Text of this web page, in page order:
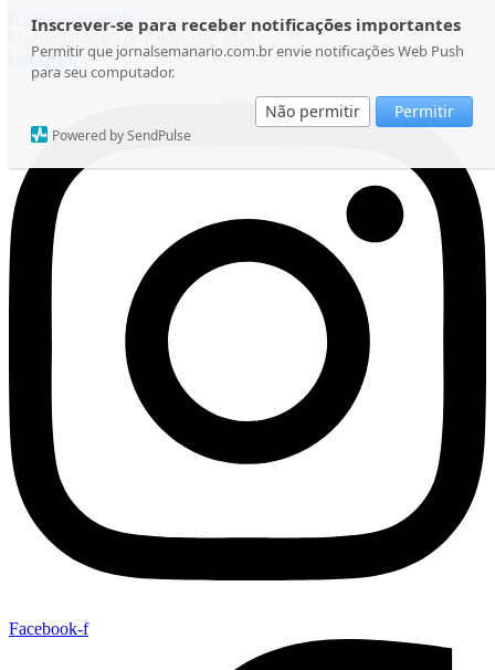
Inscrever-se para receber notificações importantes
Permitir que jornalsemanario.com.br envie notificações Web Push
para seu computador.
Não permitir Permitir
Powered by SendPulse
Ir para o conteúdo
Quarta-feira, 05 de Agosto de 2026
Instagram
Facebook-f